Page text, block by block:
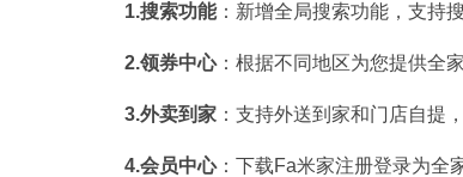
1.搜索功能：新增全局搜索功能，支持
2.领券中心：根据不同地区为您提供全
3.外卖到家 ：支持外送到家和门店自提
4.会员中心：下载Fa米家注册登录为全